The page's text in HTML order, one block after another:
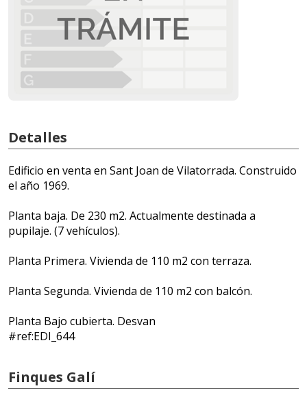
Detalles
Edificio en venta en Sant Joan de Vilatorrada. Construido
el año 1969.
Planta baja. De 230 m2. Actualmente destinada a
pupilaje. (7 vehículos).
Planta Primera. Vivienda de 110 m2 con terraza.
Planta Segunda. Vivienda de 110 m2 con balcón.
Planta Bajo cubierta. Desvan
#ref:EDI_644
Finques Galí